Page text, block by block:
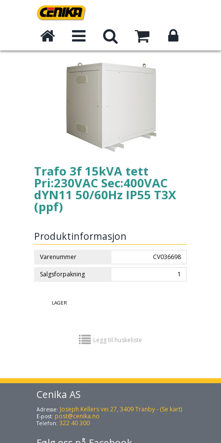
Trafo 3f 15kVA tett
Pri:230VAC Sec:400VAC
dYN11 50/60Hz IP55 T3X
(ppf)
Produktinformasjon
Varenummer CV036698
Salgsforpakning 1
LAGER
Legg til huskeliste
Cenika AS
Adresse: Joseph Kellers vei 27, 3409 Tranby - (Se kart)
E-post: post@cenika.no
Telefon: 322 40 300